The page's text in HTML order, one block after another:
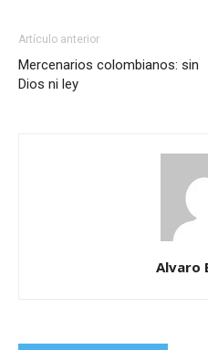
Artículo anterior
Mercenarios colombianos: sin
Dios ni ley
Alvaro